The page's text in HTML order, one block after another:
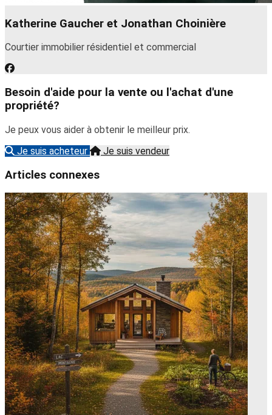
Katherine Gaucher et Jonathan Choinière
Courtier immobilier résidentiel et commercial
Besoin d'aide pour la vente ou l'achat d'une
propriété?
Je peux vous aider à obtenir le meilleur prix.
Je suis acheteur
Je suis vendeur
Articles connexes